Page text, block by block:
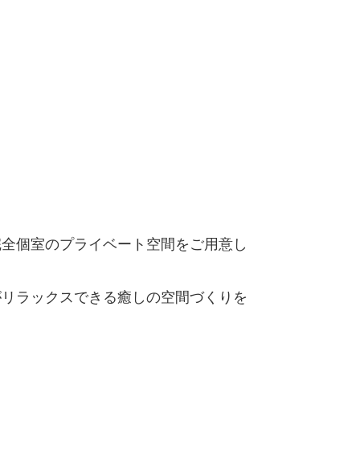
個室のプライベート空間をご用意し
ラックスできる癒しの空間づくりを